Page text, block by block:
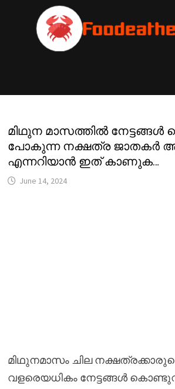
മിഥുന മാസത്തിൽ
പോകുന്ന നക്ഷത്ര ജാതകർ
എന്നറിയാൻ ഇത് കാണുക…
June 14, 2024
മിഥുനമാസം ചില
വളരെയധികം നേട്ടങ്ങൾ